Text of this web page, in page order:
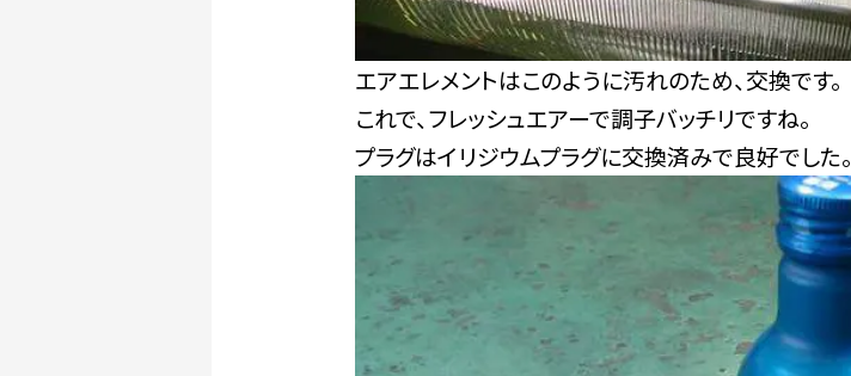
エアエレメントはこのように汚れのため、交換です。
これで、フレッシュエアーで調子バッチリですね。
プラグはイリジウムプラグに交換済みで良好でした。